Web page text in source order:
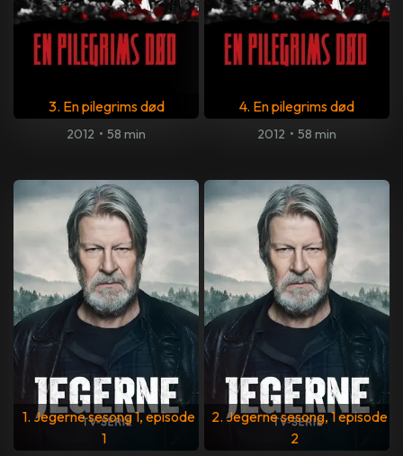
3. En pilegrims død
2012 • 58 min
4. En pilegrims død
2012 • 58 min
1. Jegerne sesong 1, episode
1
2. Jegerne sesong, 1 episode
2